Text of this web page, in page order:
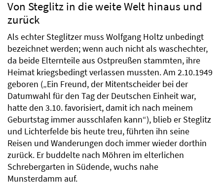
Von Steglitz in die weite Welt hinaus und
zurück
Als echter Steglitzer muss Wolfgang Holtz unbedingt
bezeichnet werden; wenn auch nicht als waschechter,
da beide Elternteile aus Ostpreußen stammten, ihre
Heimat kriegsbedingt verlassen mussten. Am 2.10.1949
geboren („Ein Freund, der Mitentscheider bei der
Datumwahl für den Tag der Deutschen Einheit war,
hatte den 3.10. favorisiert, damit ich nach meinem
Geburtstag immer ausschlafen kann“), blieb er Steglitz
und Lichterfelde bis heute treu, führten ihn seine
Reisen und Wanderungen doch immer wieder dorthin
zurück. Er buddelte nach Möhren im elterlichen
Schrebergarten in Südende, wuchs nahe
Munsterdamm auf.